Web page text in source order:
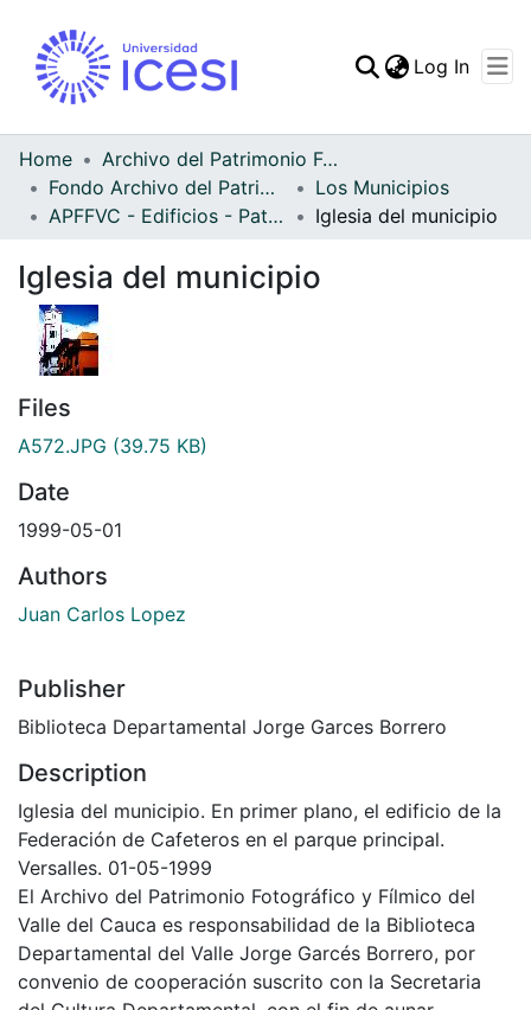
Statistics
Log In
Home
Archivo del Patrimonio Fotográfico y Fílmico del Valle del Cauca
Fondo Archivo del Patrimonio Fotográfico y Fílmico del Valle del Cauca
Los Municipios
APFFVC - Edificios - Patrimonial
Iglesia del municipio
Iglesia del municipio
Files
A572.JPG (39.75 KB)
Date
1999-05-01
Authors
Juan Carlos Lopez
Publisher
Biblioteca Departamental Jorge Garces Borrero
Description
Iglesia del municipio. En primer plano, el edificio de la
Federación de Cafeteros en el parque principal.
Versalles. 01-05-1999
El Archivo del Patrimonio Fotográfico y Fílmico del
Valle del Cauca es responsabilidad de la Biblioteca
Departamental del Valle Jorge Garcés Borrero, por
convenio de cooperación suscrito con la Secretaria